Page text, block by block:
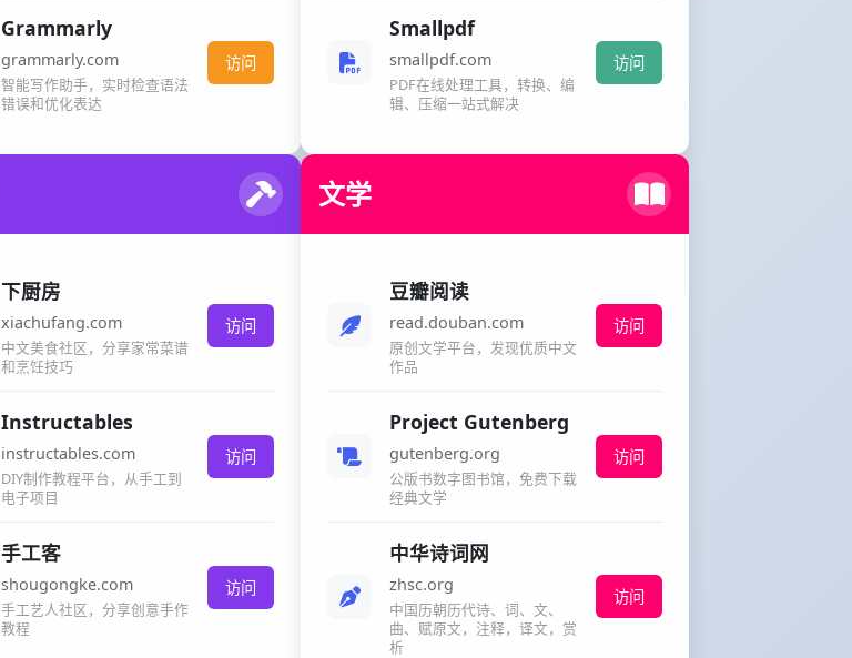
Grammarly
grammarly.com
智能写作助手，实时检查语法
错误和优化表达
访问
Smallpdf
smallpdf.com
PDF在线处理工具，转换、编
辑、压缩一站式解决
访问
下厨房
xiachufang.com
中文美食社区，分享家常菜谱
和烹饪技巧
访问
Instructables
instructables.com
DIY制作教程平台，从手工到
电子项目
访问
手工客
shougongke.com
手工艺人社区，分享创意手作
教程
访问
文学
豆瓣阅读
read.douban.com
原创文学平台，发现优质中文
作品
访问
Project Gutenberg
gutenberg.org
公版书数字图书馆，免费下载
经典文学
访问
中华诗词网
zhsc.org
中国历朝历代诗、词、文、
曲、赋原文，注释，译文，赏
析
访问